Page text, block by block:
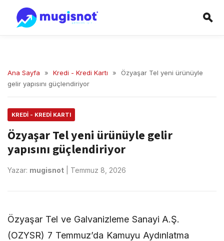
Ana Sayfa » Kredi - Kredi Kartı »
Özyaşar Tel yeni ürünüyle
gelir yapısını güçlendiriyor
KREDI - KREDI KARTI
Özyaşar Tel yeni ürünüyle gelir
yapısını güçlendiriyor
Yazar: mugisnot Temmuz 8, 2026
Özyaşar Tel ve Galvanizleme Sanayi A.Ş.
(OZYSR) 7 Temmuz’da Kamuyu Aydınlatma